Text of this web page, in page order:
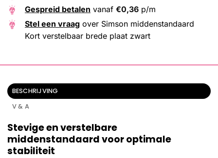
Gespreid betalen vanaf €0,36 p/m
Stel een vraag over Simson middenstandaard
Kort verstelbaar brede plaat zwart
BESCHRIJVING
V & A
Stevige en verstelbare
middenstandaard voor optimale
stabiliteit